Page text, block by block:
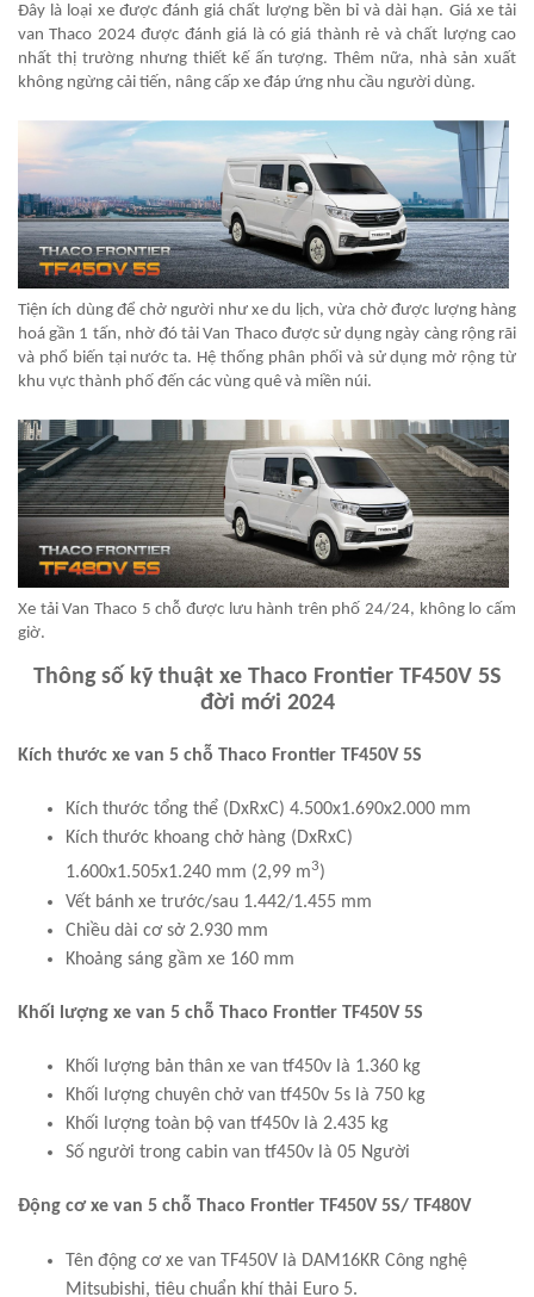
Đây là loại xe được đánh giá chất lượng bền bỉ và dài hạn. Giá xe tải
van Thaco 2024 được đánh giá là có giá thành rẻ và chất lượng cao
nhất thị trường nhưng thiết kế ấn tượng. Thêm nữa, nhà sản xuất
không ngừng cải tiến, nâng cấp xe đáp ứng nhu cầu người dùng.
Tiện ích dùng để chở người như xe du lịch, vừa chở được lượng hàng
hoá gần 1 tấn, nhờ đótải Van Thacođược sử dụng ngày càng rộng rãi
và phổ biến tại nước ta. Hệ thống phân phối và sử dụng mở rộng từ
khu vực thành phố đến các vùng quê và miền núi.
Xe tải Van Thaco 5 chỗ được lưu hành trên phố 24/24, không lo cấm
giờ.
Thông số kỹ thuật xe Thaco Frontier TF450V 5S
đời mới 2024
Kích thước xe van 5 chỗ Thaco Frontier TF450V 5S
Kích thước tổng thể (DxRxC) 4.500x1.690x2.000 mm
Kích thước khoang chở hàng (DxRxC)
1.600x1.505x1.240 mm (2,99 m3)
Vết bánh xe trước/sau 1.442/1.455 mm
Chiều dài cơ sở 2.930 mm
Khoảng sáng gầm xe 160 mm
Khối lượng xe van 5 chỗ Thaco Frontier TF450V 5S
Khối lượng bản thân xe van tf450v là 1.360 kg
Khối lượng chuyên chở van tf450v 5s là 750 kg
Khối lượng toàn bộ van tf450v là 2.435 kg
Số người trong cabin van tf450v là 05 Người
Động cơ xe van 5 chỗ Thaco Frontier TF450V 5S/ TF480V
Tên động cơxe van TF450V là DAM16KR Công nghệ
Mitsubishi, tiêu chuẩn khí thải Euro 5.